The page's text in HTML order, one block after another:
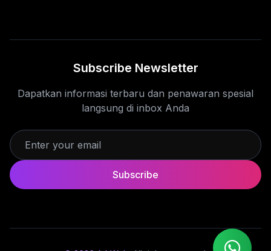
Subscribe Newsletter
Dapatkan informasi terbaru dan penawaran spesial
langsung di inbox Anda
Subscribe